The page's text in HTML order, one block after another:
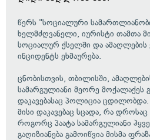
წერს "სოციალური
ხელმძღვანელი, იურისტი თამთა
სოციალურ ქსელში და ამაღლების
ინციდენტს ეხმაურება.
ცნობისთვის, თბილისში,
სამარგულიანი მეორე
დაკავებასაც პოლიცია
მისი დაკავებაც სცადა, რა
როგორც პაატა სამარგულიანი
გაღიზიანება გამოიწვია მისმა